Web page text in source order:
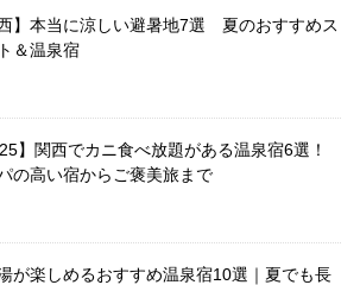
西】本当に涼しい避暑地7選 夏のおすすめス
＆温泉宿
】関西でカニ食べ放題がある温泉宿6選！
の高い宿からご褒美旅まで
が楽しめるおすすめ温泉宿10選｜夏でも長